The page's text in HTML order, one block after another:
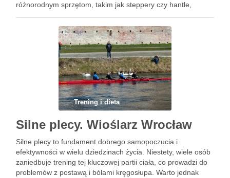
różnorodnym sprzętom, takim jak steppery czy hantle,
swoich potrzeb …
Trening i dieta
Silne plecy. Wioślarz Wrocław
Silne plecy to fundament dobrego samopoczucia i
efektywności w wielu dziedzinach życia. Niestety, wiele osób
zaniedbuje trening tej kluczowej partii ciała, co prowadzi do
problemów z postawą i bólami kręgosłupa. Warto jednak